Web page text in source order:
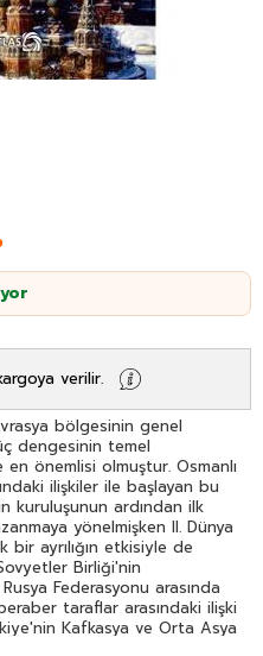
verilir.
bölgesinin genel
dengesinin temel
önemlisi olmuştur. Osmanlı
ilişkiler ile başlayan bu
kuruluşunun ardından ilk
yönelmişken II. Dünya
ayrılığın etkisiyle de
Birliği'nin
Federasyonu arasında
taraflar arasındaki ilişki
Kafkasya ve Orta Asya